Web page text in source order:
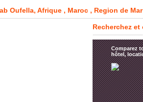
Oufella, Afrique , Maroc , Region de
Recherchez
Comparez
hôtel,